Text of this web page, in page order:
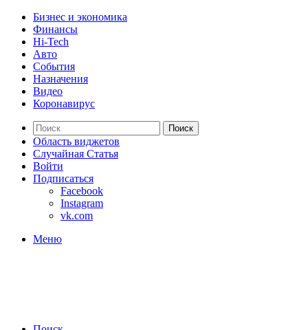
Бизнес и экономика
Финансы
Hi-Tech
Авто
События
Назначения
Видео
Коронавирус
Поиск
Область виджетов
Случайная Статья
Войти
Подписаться
Facebook
Instagram
vk.com
Меню